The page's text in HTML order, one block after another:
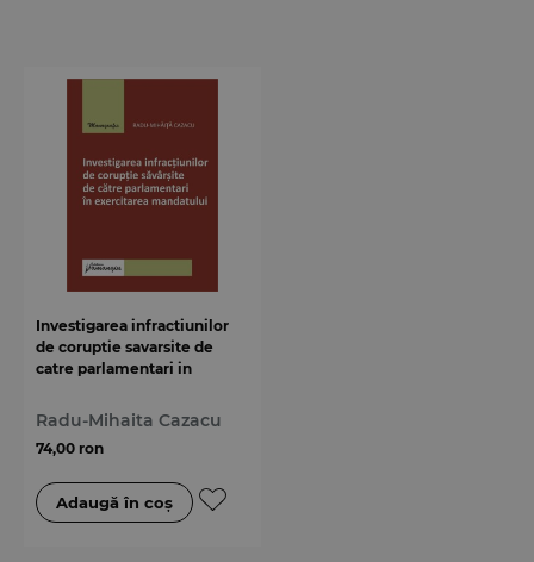
Investigarea infractiunilor
de coruptie savarsite de
catre parlamentari in
Radu-Mihaita Cazacu
74,00 ron